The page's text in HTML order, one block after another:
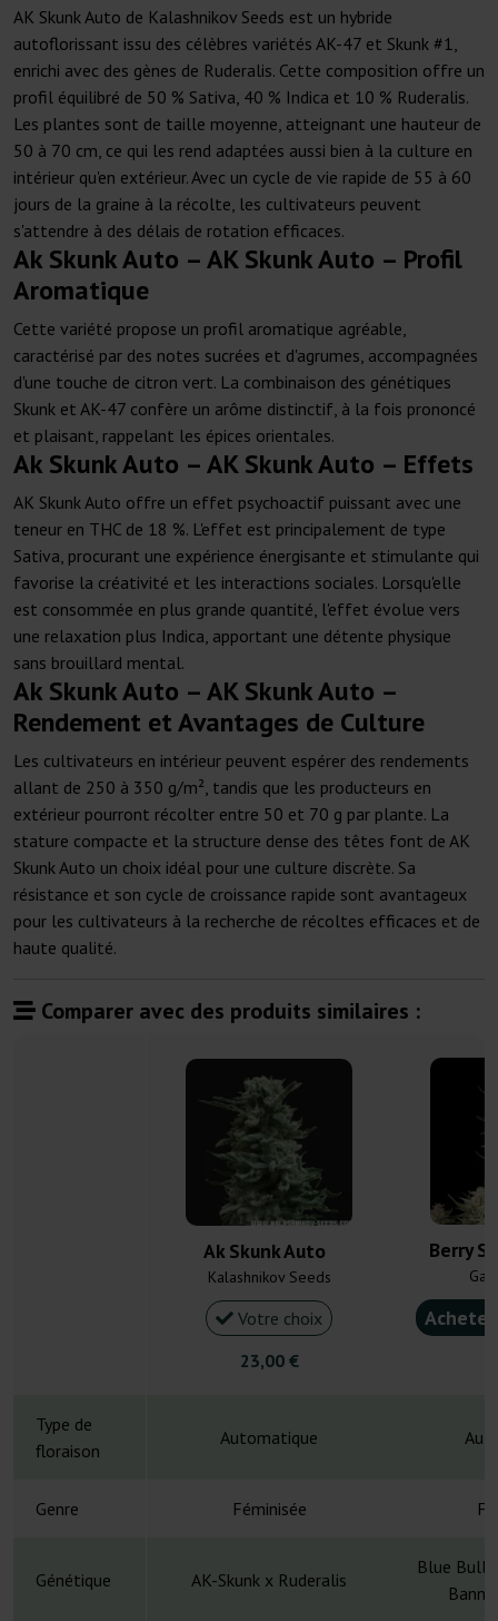
AK Skunk Auto de Kalashnikov Seeds est un hybride
autoflorissant issu des célèbres variétés AK-47 et Skunk #1,
enrichi avec des gènes de Ruderalis. Cette composition offre un
profil équilibré de 50 % Sativa, 40 % Indica et 10 % Ruderalis.
Les plantes sont de taille moyenne, atteignant une hauteur de
50 à 70 cm, ce qui les rend adaptées aussi bien à la culture en
intérieur qu'en extérieur. Avec un cycle de vie rapide de 55 à 60
jours de la graine à la récolte, les cultivateurs peuvent
s'attendre à des délais de rotation efficaces.
Ak Skunk Auto – AK Skunk Auto – Profil
Aromatique
Cette variété propose un profil aromatique agréable,
caractérisé par des notes sucrées et d'agrumes, accompagnées
d'une touche de citron vert. La combinaison des génétiques
Skunk et AK-47 confère un arôme distinctif, à la fois prononcé
et plaisant, rappelant les épices orientales.
Ak Skunk Auto – AK Skunk Auto – Effets
AK Skunk Auto offre un effet psychoactif puissant avec une
teneur en THC de 18 %. L'effet est principalement de type
Sativa, procurant une expérience énergisante et stimulante qui
favorise la créativité et les interactions sociales. Lorsqu'elle
est consommée en plus grande quantité, l'effet évolue vers
une relaxation plus Indica, apportant une détente physique
sans brouillard mental.
Ak Skunk Auto – AK Skunk Auto –
Rendement et Avantages de Culture
Les cultivateurs en intérieur peuvent espérer des rendements
allant de 250 à 350 g/m², tandis que les producteurs en
extérieur pourront récolter entre 50 et 70 g par plante. La
stature compacte et la structure dense des têtes font de AK
Skunk Auto un choix idéal pour une culture discrète. Sa
résistance et son cycle de croissance rapide sont avantageux
pour les cultivateurs à la recherche de récoltes efficaces et de
haute qualité.
Comparer avec des produits similaires :
Ak Skunk Auto
Kalashnikov Seeds
Votre choix
23,00 €
Berry
Type de
floraison
Automatique
Genre Féminisée
Génétique AK-Skunk x Ruderalis
Blue